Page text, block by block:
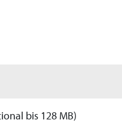
bis 128 MB)